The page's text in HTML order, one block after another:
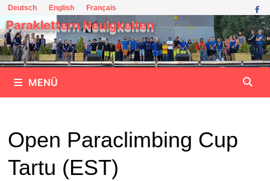
Zum
Inhalt
springen
Deutsch English Français
Paraklettern Neuigkeiten
MENÜ
Open Paraclimbing Cup
Tartu (EST)